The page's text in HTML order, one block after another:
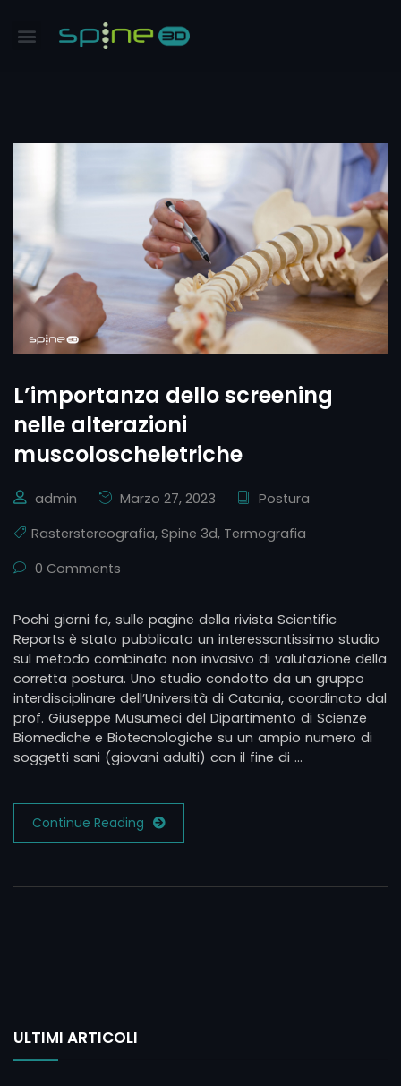
L’importanza dello screening
nelle alterazioni
muscoloscheletriche
admin Marzo 27, 2023
Postura
Rasterstereografia, Spine 3d, Termografia
0 Comments
Pochi giorni fa, sulle pagine della rivista Scientific
Reports è stato pubblicato un interessantissimo studio
sul metodo combinato non invasivo di valutazione della
corretta postura. Uno studio condotto da un gruppo
interdisciplinare dell’Università di Catania, coordinato dal
prof. Giuseppe Musumeci del Dipartimento di Scienze
Biomediche e Biotecnologiche su un ampio numero di
soggetti sani (giovani adulti) con il fine di …
Continue Reading
ULTIMI ARTICOLI